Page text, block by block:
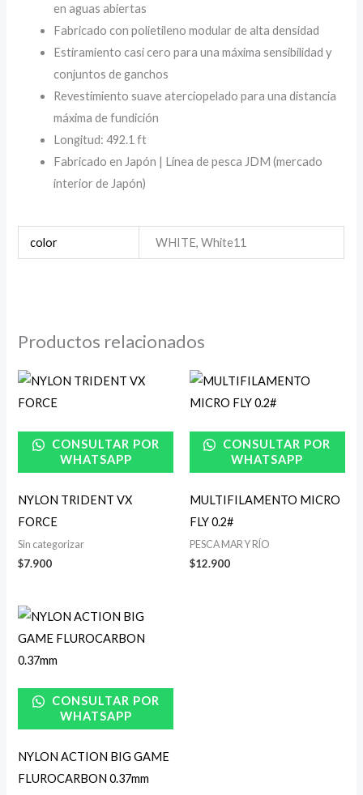
en aguas abiertas
Fabricado con polietileno modular de alta densidad
Estiramiento casi cero para una máxima sensibilidad y
conjuntos de ganchos
Revestimiento suave aterciopelado para una distancia
máxima de fundición
Longitud: 492.1 ft
Fabricado en Japón | Línea de pesca JDM (mercado
interior de Japón)
color WHITE, White11
Productos relacionados
CONSULTAR POR
WHATSAPP
NYLON TRIDENT VX
FORCE
Sin categorizar
$7.900
CONSULTAR POR
WHATSAPP
MULTIFILAMENTO MICRO
FLY 0.2#
PESCA MAR Y RÍO
$12.900
CONSULTAR POR
WHATSAPP
NYLON ACTION BIG GAME
FLUROCARBON 0.37mm